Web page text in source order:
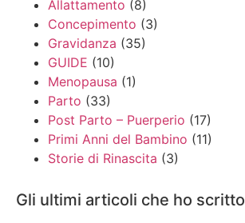
Allattamento (8)
Concepimento (3)
Gravidanza (35)
GUIDE (10)
Menopausa (1)
Parto (33)
Post Parto – Puerperio (17)
Primi Anni del Bambino (11)
Storie di Rinascita (3)
Gli ultimi articoli che ho scritto